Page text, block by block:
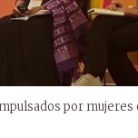
por mujeres